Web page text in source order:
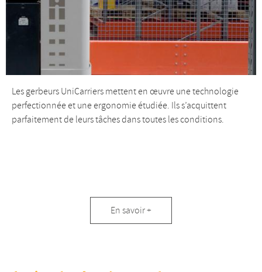
Les gerbeurs UniCarriers mettent en œuvre une technologie
perfectionnée et une ergonomie étudiée. Ils s’acquittent
parfaitement de leurs tâches dans toutes les conditions.
En savoir +